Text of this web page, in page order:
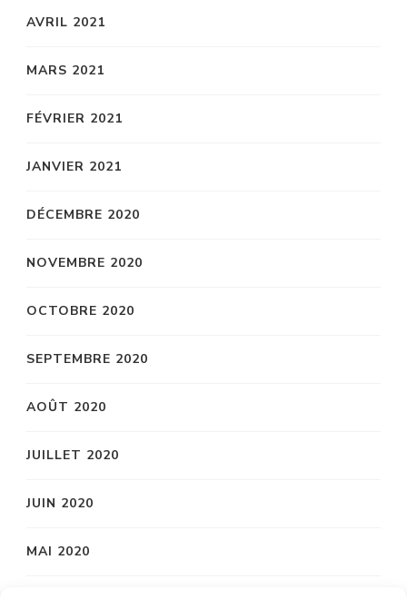
AVRIL 2021
MARS 2021
FÉVRIER 2021
JANVIER 2021
DÉCEMBRE 2020
NOVEMBRE 2020
OCTOBRE 2020
SEPTEMBRE 2020
AOÛT 2020
JUILLET 2020
JUIN 2020
MAI 2020